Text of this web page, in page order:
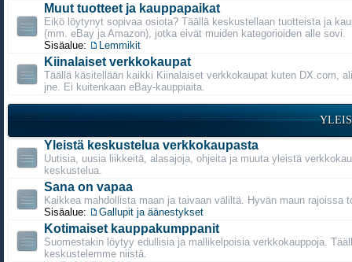
Muut tuotteet ja kauppapaikat
Eikö löytynyt sopivaa osiota? Täällä keskustellaan tuotteista ja
(mm. eBay ja Amazon), jotka eivät muiden kategorioiden alle sovi.
Sisäalue:
Lemmikit
Kiinalaiset verkkokaupat
Täällä käsitellään kaikki Kiinalaiset verkkokaupat kuten DX.com,
jne. Ei kuitenkaan eBay-kauppiaita.
Yleistä keskustelua verkkokaupasta
Uutisia, uusia liikkeitä, alasajoja, ohjeita ja muuta yleistä
keskustelua.
Sana on vapaa
Kaikkea mahdollista maan ja taivaan väliltä. Hyvän maun rajoissa
Sisäalue:
Gallupit ja äänestykset
Kotimaiset kauppakumppanit
Suomestakin löytyy edullisia ja mallikelpoisia verkkokauppoja.
keskustelemme niistä.